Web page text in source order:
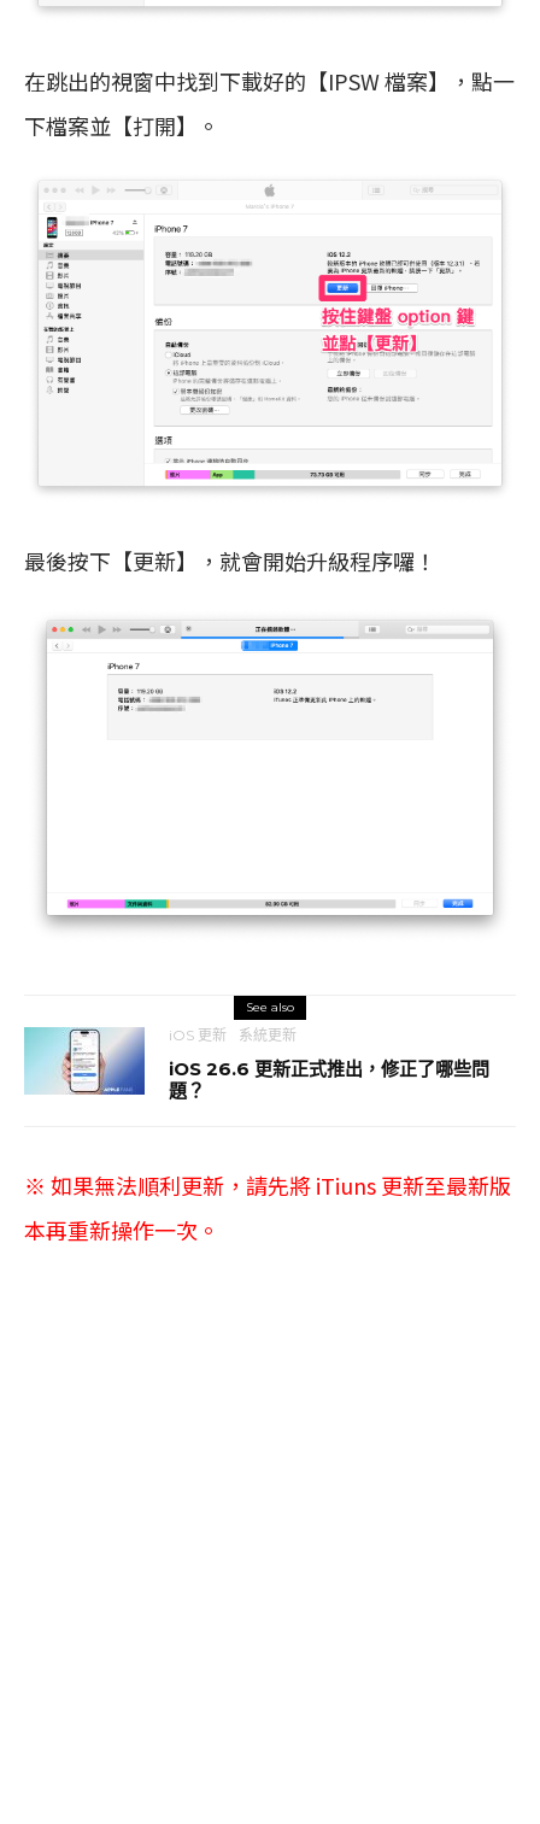
在跳出的視窗中找到下載好的【IPSW 檔案】，點一
下檔案並【打開】。
最後按下【更新】，就會開始升級程序囉！
See also
iOS 更新 系統更新
iOS 26.6 更新正式推出，修正了哪些問
題？
※ 如果無法順利更新，請先將 iTiuns 更新至最新版
本再重新操作一次。